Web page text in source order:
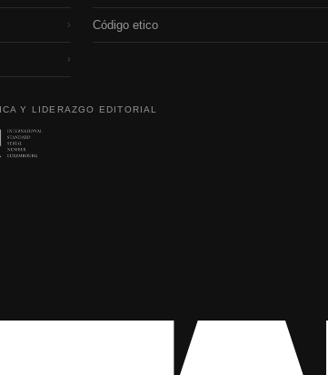
›
›
Código etico
Y LIDERAZGO EDITORIAL